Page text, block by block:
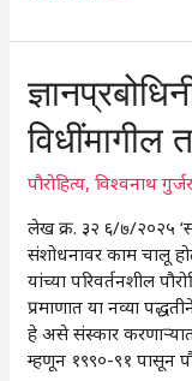
विधींमागील
पौरोहित्य,विश्वनाथ गुर्जर
लेख क्र. ३२ ६/७/२०२५
संशोधनावर काम चालू
यांच्या परिवर्तनशील
प्रमाणात या नव्या
हे असे संस्कार
म्हणून १९९०-९१ पासून
ज्ञानप्रबोधिनी-
प्रणीत
धार्मिक
विधींमागील
तात्त्विक
भूमिका